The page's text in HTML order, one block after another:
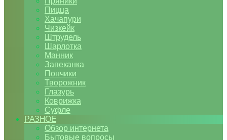
Пицца
Хачапури
Чизкейк
Штрудель
Шарлотка
Манник
Запеканка
Пончики
Творожник
Глазурь
Коврижка
Суфле
РАЗНОЕ
Обзор интернета
Бытовые вопросы